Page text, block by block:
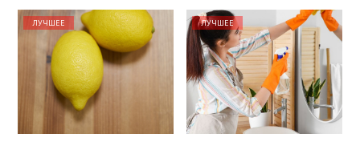
ЛУЧШЕЕ ЛУЧШЕЕ